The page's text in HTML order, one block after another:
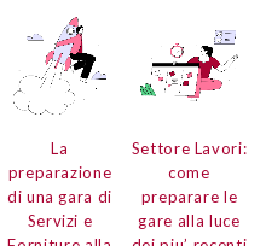
La
preparazione
di una gara di
Servizi e
Settore Lavori:
come
preparare le
gare alla luce